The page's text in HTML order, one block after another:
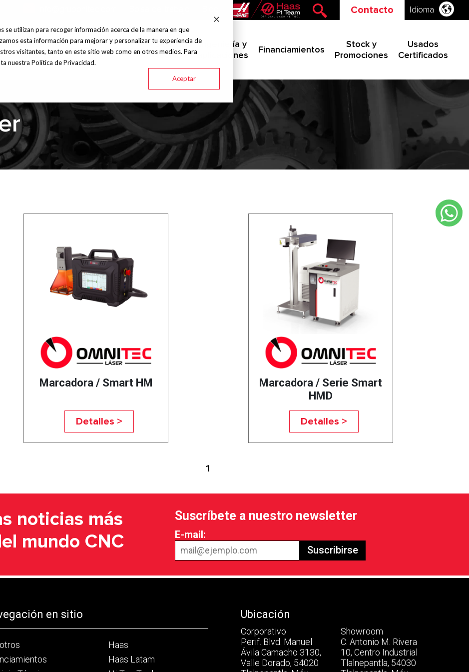
utilizan para recoger información acerca de la manera en que
esta información para mejorar y personalizar tu experiencia de
visitantes, tanto en este sitio web como en otros medios. Para
nuestra Política de Privacidad.
Aceptar
Contacto Idioma
Máquinas y
Herramientas
Marcas Industrias
Servicio
técnico
Ingeniería y
aplicaciones
Financiamientos
Stock y
Promociones
Usados
Certificados
Marcadora / Smart HM
Detalles >
Marcadora / Serie Smart
HMD
Detalles >
1
noticias más
mundo CNC
Suscríbete a nuestro newsletter
E-mail:
Suscribirse
en sitio
Haas
Haas Latam
Ubicación
Corporativo
Perif. Blvd. Manuel
Ávila Camacho 3130,
Valle Dorado, 54020
Showroom
C. Antonio M. Rivera
10, Centro Industrial
Tlalnepantla, 54030